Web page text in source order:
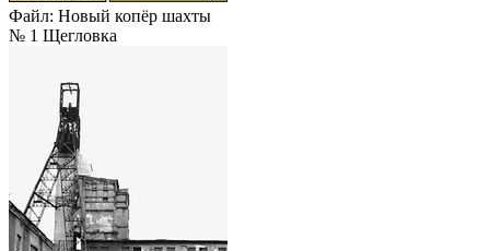
Файл: Новый копёр шахты
№ 1 Щегловка